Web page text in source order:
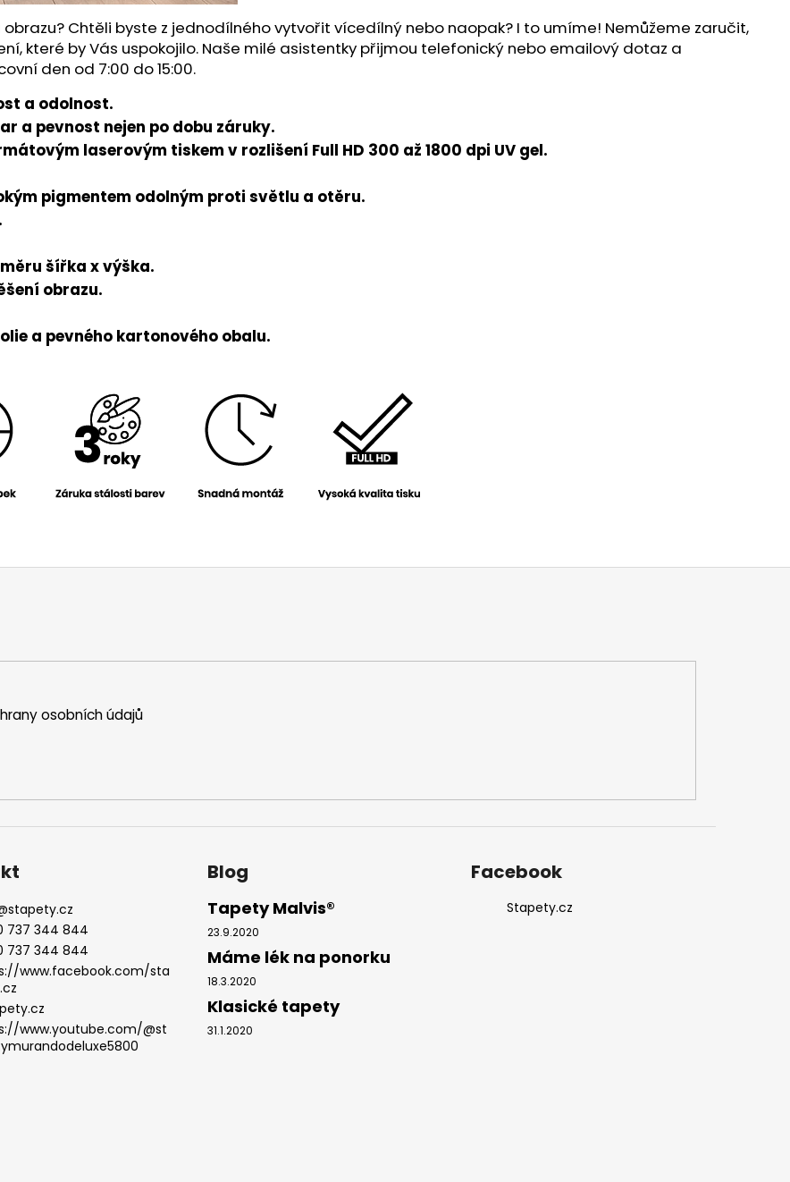
Chtěli byste z jednodílného vytvořit vícedílný nebo naopak? I to umíme! Nemůžeme zaručit,
které by Vás uspokojilo. Naše milé asistentky přijmou telefonický nebo emailový dotaz a
den od 7:00 do 15:00.
a odolnost.
a pevnost nejen po dobu záruky.
laserovým tiskem v rozlišení Full HD 300 až 1800 dpi UV gel.
pigmentem odolným proti světlu a otěru.
šířka x výška.
obrazu.
a pevného kartonového obalu.
osobních údajů
stapety.cz
737 344 844
737 344 844
www.facebook.com/sta
www.youtube.com/@st
Blog
Tapety Malvis®
23.9.2020
Máme lék na ponorku
18.3.2020
Klasické tapety
31.1.2020
Facebook
Stapety.cz